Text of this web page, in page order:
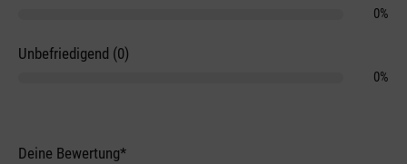
0%
Unbefriedigend (0)
0%
Deine Bewertung*